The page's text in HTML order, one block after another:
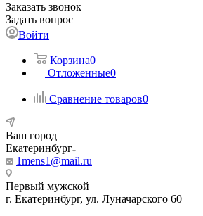
Заказать звонок
Задать вопрос
Войти
Корзина0
Отложенные0
Сравнение товаров0
Ваш город
Екатеринбург
1mens1@mail.ru
Первый мужской
г. Екатеринбург, ул. Луначарского 60